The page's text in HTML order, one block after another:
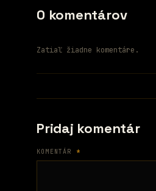
0 komentárov
Zatiaľ žiadne komentáre.
Pridaj komentár
KOMENTÁR *